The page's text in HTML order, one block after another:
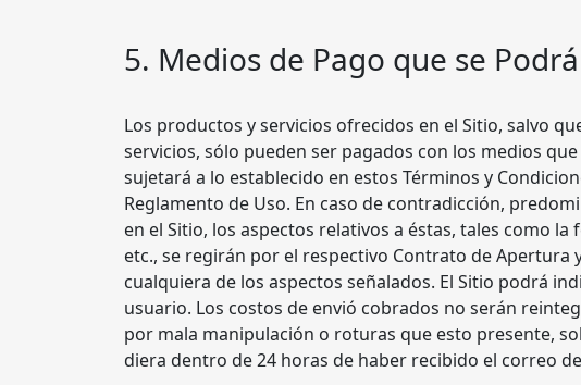
5. Medios de Pago que se
Los productos y servicios ofrecidos en el Sitio, salvo
servicios, sólo pueden ser pagados con los medios
sujetará a lo establecido en estos Términos y
Reglamento de Uso. En caso de contradicción,
en el Sitio, los aspectos relativos a éstas, tales como
etc., se regirán por el respectivo Contrato de
cualquiera de los aspectos señalados. El Sitio podrá
usuario. Los costos de envió cobrados no serán
por mala manipulación o roturas que esto presente,
diera dentro de 24 horas de haber recibido el correo